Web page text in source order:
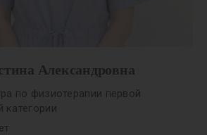
Александровна
по физиотерапии первой
категории